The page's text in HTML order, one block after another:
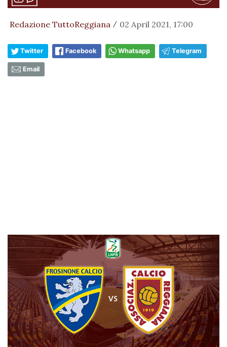
Redazione TuttoReggiana / 02 April 2021, 17:00
Twitter Facebook Whatsapp Telegram
Email